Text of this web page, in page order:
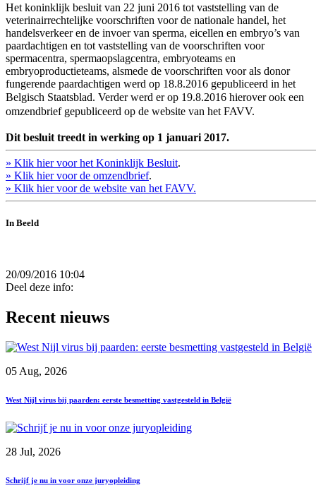
Het koninklijk besluit van 22 juni 2016 tot vaststelling van de
veterinairrechtelijke voorschriften voor de nationale handel, het
handelsverkeer en de invoer van sperma, eicellen en embryo’s van
paardachtigen en tot vaststelling van de voorschriften voor
spermacentra, spermaopslagcentra, embryoteams en
embryoproductieteams, alsmede de voorschriften voor als donor
fungerende paardachtigen werd op 18.8.2016 gepubliceerd in het
Belgisch Staatsblad. Verder werd er op 19.8.2016 hierover ook een
omzendbrief gepubliceerd op de website van het FAVV.
Dit besluit treedt in werking op 1 januari 2017.
» Klik hier voor het Koninklijk Besluit.
» Klik hier voor de omzendbrief.
» Klik hier voor de website van het FAVV.
In Beeld
20/09/2016 10:04
Deel deze info:
Recent nieuws
05 Aug, 2026
West Nijl virus bij paarden: eerste besmetting vastgesteld in België
28 Jul, 2026
Schrijf je nu in voor onze juryopleiding